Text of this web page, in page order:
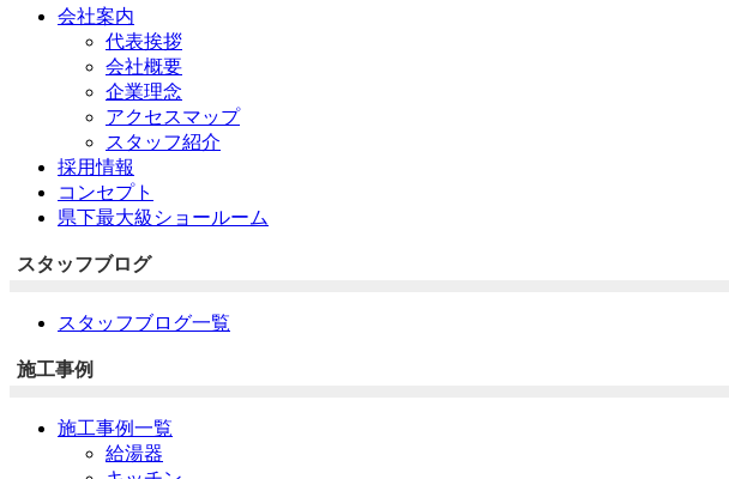
会社案内
代表挨拶
会社概要
企業理念
アクセスマップ
スタッフ紹介
採用情報
コンセプト
県下最大級ショールーム
スタッフブログ
スタッフブログ一覧
施工事例
施工事例一覧
給湯器